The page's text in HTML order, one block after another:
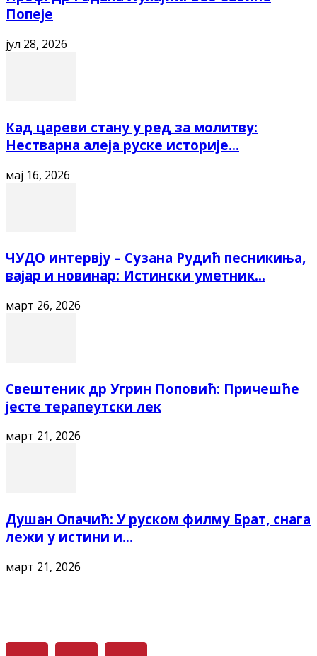
Попеје
јул 28, 2026
Кад цареви стану у ред за молитву:
Нестварна алеја руске историје...
мај 16, 2026
ЧУДО интервју – Сузана Рудић песникиња,
вајар и новинар: Истински уметник...
март 26, 2026
Свештеник др Угрин Поповић: Причешће
јесте терапеутски лек
март 21, 2026
Душан Опачић: У руском филму Брат, снага
лежи у истини и...
март 21, 2026